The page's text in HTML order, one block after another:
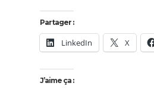
t
e
r
n
a
Partager :
LinkedIn X
J’aime ça :